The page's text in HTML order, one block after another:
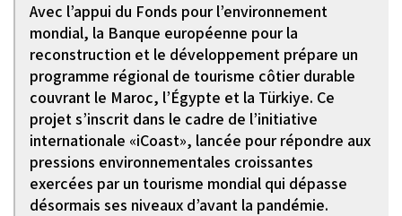
Avec l’appui du Fonds pour l’environnement
mondial, la Banque européenne pour la
reconstruction et le développement prépare un
programme régional de tourisme côtier durable
couvrant le Maroc, l’Égypte et la Türkiye. Ce
projet s’inscrit dans le cadre de l’initiative
internationale «iCoast», lancée pour répondre aux
pressions environnementales croissantes
exercées par un tourisme mondial qui dépasse
désormais ses niveaux d’avant la pandémie.